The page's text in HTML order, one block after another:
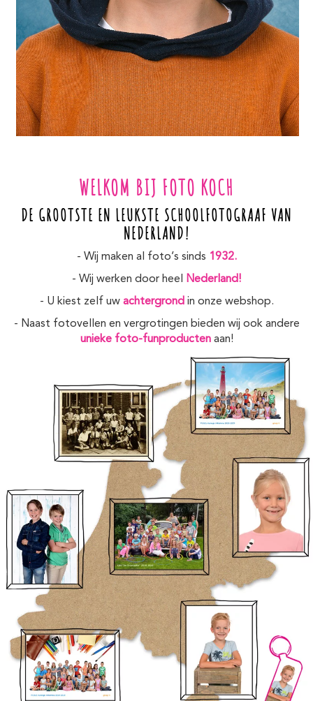
WELKOM BIJ FOTO KOCH
DE GROOTSTE EN LEUKSTE SCHOOLFOTOGRAAF VAN
NEDERLAND!
- Wij maken al foto’s sinds 1932.
- Wij werken door heel
Nederland!
- U kiest zelf uw achtergrond in onze webshop.
- Naast fotovellen en vergrotingen bieden wij ook andere
unieke foto-funproductenaan!